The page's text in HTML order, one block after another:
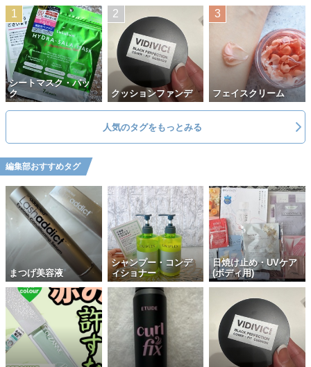
シートマスク・パッ
ク
クッションファンデ フェイスクリーム
人気のタグをもっとみる
編集部おすすめタグ
まつげ美容液
シャンプー・コンデ
ィショナー
日焼け止め・UVケア
(ボディ用)